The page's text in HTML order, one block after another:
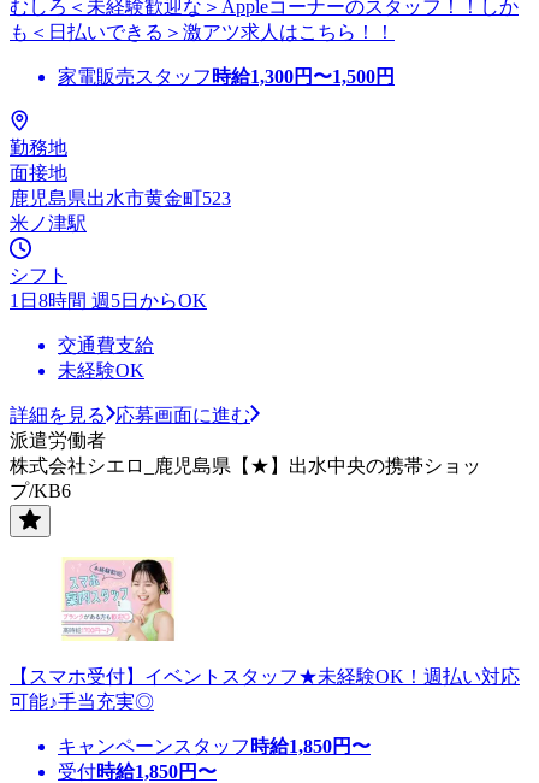
むしろ＜未経験歓迎な＞Appleコーナーのスタッフ！！しか
も＜日払いできる＞激アツ求人はこちら！！
家電販売スタッフ 時給1,300円〜1,500円
勤務地
面接地
鹿児島県出水市黄金町523
米ノ津駅
シフト
1日8時間 週5日からOK
交通費支給
未経験OK
詳細を見る
応募画面に進む
派遣労働者
株式会社シエロ_鹿児島県【★】出水中央の携帯ショッ
プ/KB6
【スマホ受付】イベントスタッフ★未経験OK！週払い対応
可能♪手当充実◎
キャンペーンスタッフ 時給1,850円〜
受付時給1,850円〜